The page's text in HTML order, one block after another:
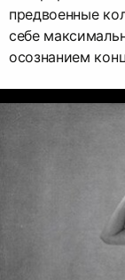
предвоенные
себе
осознанием